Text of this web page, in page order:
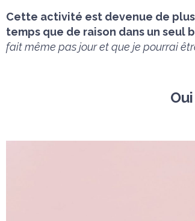
Cette activité est devenue de plus
temps que de raison dans un seul
fait même pas jour et que je pourrai